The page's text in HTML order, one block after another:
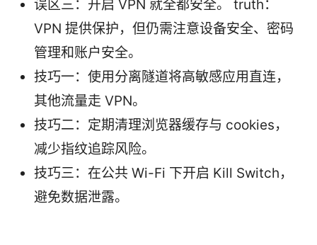
误区三：开启 VPN 就全都安全。 truth：
VPN 提供保护，但仍需注意设备安全、密码
管理和账户安全。
技巧一：使用分离隧道将高敏感应用直连，
其他流量走 VPN。
技巧二：定期清理浏览器缓存与 cookies，
减少指纹追踪风险。
技巧三：在公共 Wi-Fi 下开启 Kill Switch，
避免数据泄露。